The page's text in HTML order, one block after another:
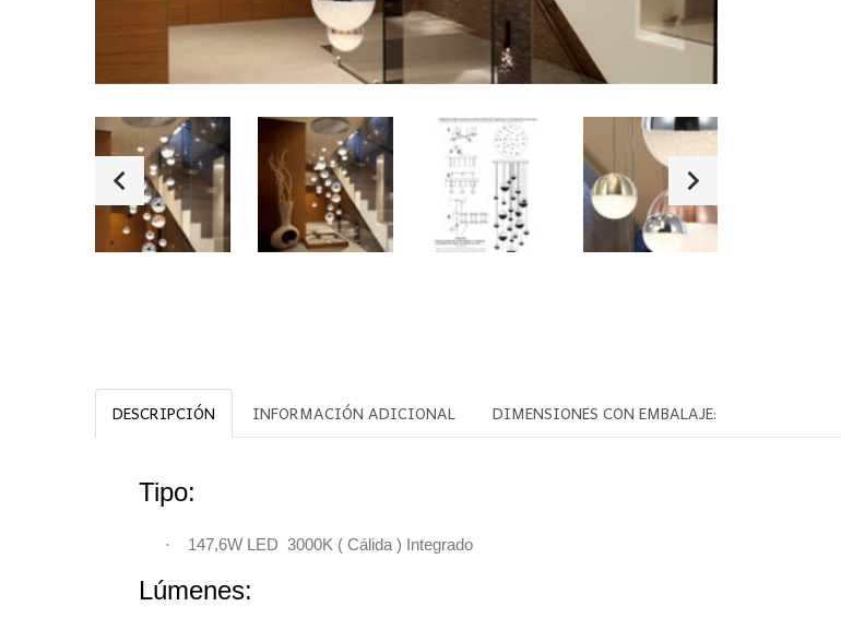
DESCRIPCIÓN INFORMACIÓN ADICIONAL DIMENSIONES CON EMBALAJE:
Tipo:
· 147,6W LED 3000K ( Cálida ) Integrado
Lúmenes: